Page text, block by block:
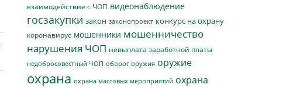
взаимодействие с ЧОП видеонаблюдение
госзакупки закон законопроект конкурс на охрану
коронавирус мошенники мошенничество
нарушения ЧОП невыплата заработной платы
недобросовестный ЧОП оборот оружия оружие
охрана охрана массовых мероприятий охрана